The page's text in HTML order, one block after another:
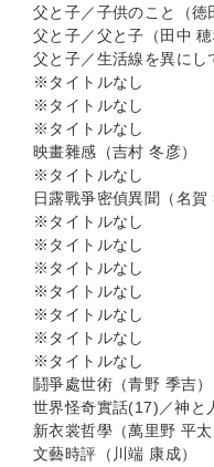
父と子／子供のこと（徳
父と子／父と子（田中 穂
父と子／生活線を異にし
※タイトルなし
※タイトルなし
※タイトルなし
映畫雜感（吉村 冬彦）
※タイトルなし
日露戰爭密偵異聞（名賀
※タイトルなし
※タイトルなし
※タイトルなし
※タイトルなし
※タイトルなし
※タイトルなし
※タイトルなし
鬪爭處世術（青野 季吉）
世界怪奇實話(17)／神と
新衣裳哲學（萬里野 平太
文藝時評（川端 康成）